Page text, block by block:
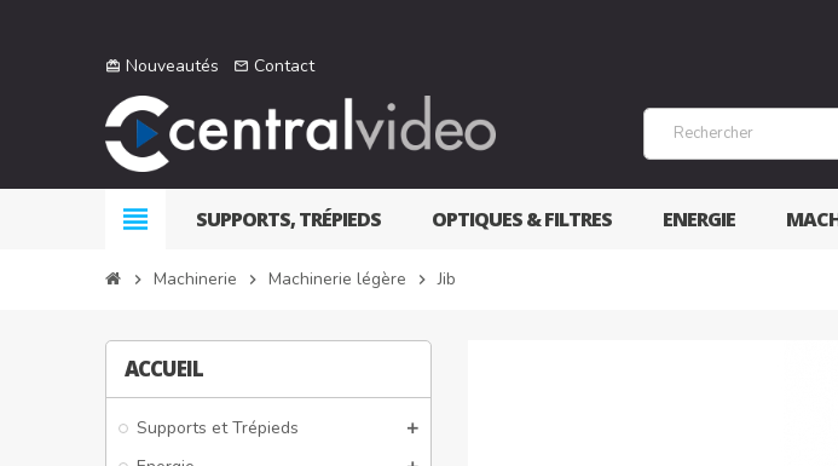
card_giftcard Nouveautés mail_outline Contact
view_headline SUPPORTS, TRÉPIEDS OPTIQUES & FILTRES ENERGIE
chevron_right Machinerie chevron_right Machinerie légère chevron_right Jib
ACCUEIL
Supports et Trépieds